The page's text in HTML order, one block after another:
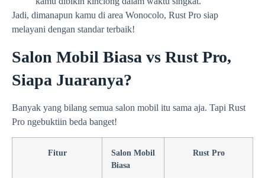
Jadi, dimanapun kamu di area Wonocolo, Rust Pro siap
melayani dengan standar terbaik!
Salon Mobil Biasa vs Rust Pro,
Siapa Juaranya?
Banyak yang bilang semua salon mobil itu sama aja. Tapi Rust
Pro ngebuktiin beda banget!
Fitur
Salon Mobil
Biasa
Rust Pro